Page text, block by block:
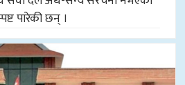
पारेकी छन् ।